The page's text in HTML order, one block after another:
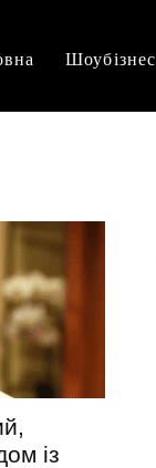
Шоубізнес
із